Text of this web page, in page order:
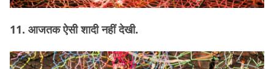
11. आजतक ऐसी शादी नहीं देखी.